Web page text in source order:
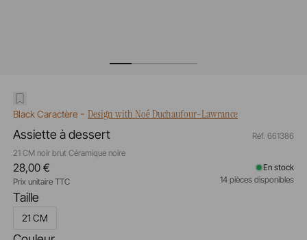
Black Caractère- Design with Noé Duchaufour-Lawrance
Assiette à dessert
21 CM noir brut Céramique noire
Réf. 661386
Taille
21 CM
28,00 €
Prix unitaire TTC
En stock
14 pièces disponibles